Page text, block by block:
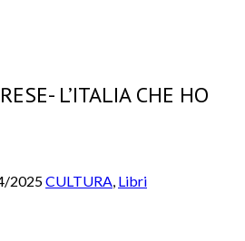
L’ITALIA CHE HO
2025CULTURA, Libri